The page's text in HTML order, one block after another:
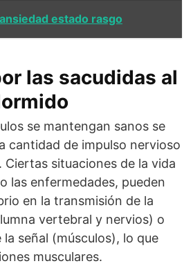
estado rasgo
las sacudidas al
se mantengan sanos se
cantidad de impulso nervioso
Ciertas situaciones de la vida
las enfermedades, pueden
en la transmisión de la
vertebral y nervios) o
señal (músculos), lo que
musculares.